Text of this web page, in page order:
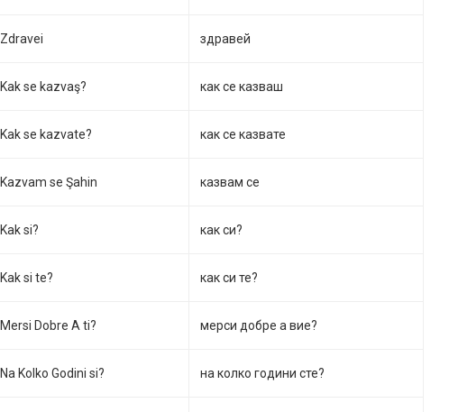
Zdravei здравей
Kak se kazvaş? как се казваш
Kak se kazvate? как се казвате
Kazvam se Şahin казвам се
Kak si? как си?
Kak si te? как си те?
Mersi Dobre A ti? мерси добре a вие?
Na Kolko Godini si? на колко години сте?